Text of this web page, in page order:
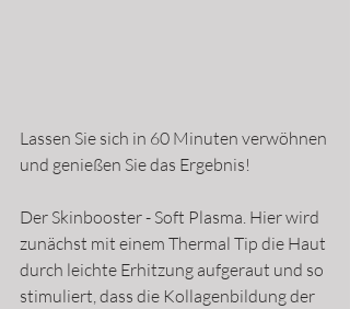
Lassen Sie sich in 60 Minuten verwöhnen
und genießen Sie das Ergebnis!
Der Skinbooster - Soft Plasma. Hier wird
zunächst mit einem Thermal Tip die Haut
durch leichte Erhitzung aufgeraut und so
stimuliert, dass die Kollagenbildung der